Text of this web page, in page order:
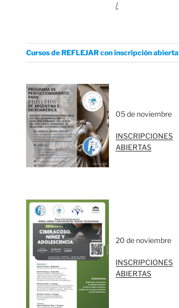
/
Cursos de REFLEJAR con inscripción abierta
05 de noviembre
INSCRIPCIONES
ABIERTAS
20 de noviembre
INSCRIPCIONES
ABIERTAS